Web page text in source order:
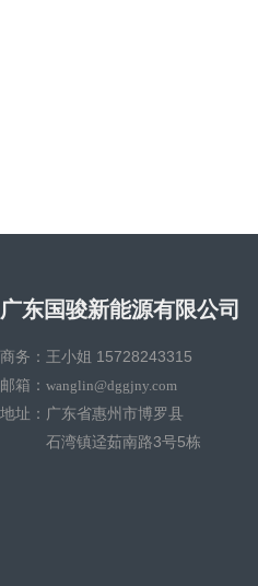
广东国骏新能源有限公司
商务：王小姐 15728243315
邮箱： wanglin@dggjny.com
地址：广东省惠州市博罗县
石湾镇迳茹南路3号5栋